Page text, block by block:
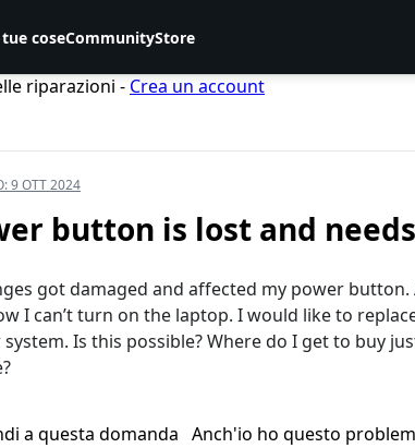
coseCommunityStore
riparazioni - Crea un account
9 OTT 2024
button is lost and
got damaged and affected my power
I can’t turn on the laptop. I would like to
Is this possible? Where do I get to buy
a questa domanda Anch'io ho questo